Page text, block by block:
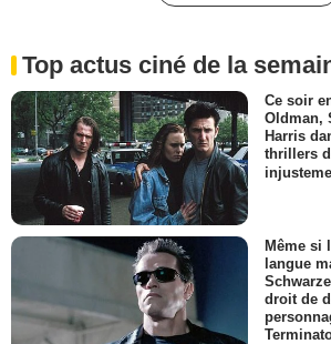
Top actus ciné de la
Ce soir
Oldman,
Harris
thrillers
Même si
langue
droit de